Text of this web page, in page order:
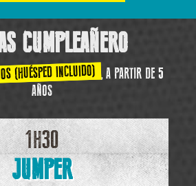
CUMPLEAÑERO
(HUÉSPED INCLUIDO) , A PARTIR DE 5
AÑOS
1H30
JUMPER